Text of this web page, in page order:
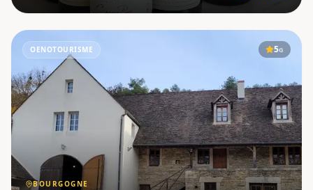
OENOTOURISME 5G
BOURGOGNE